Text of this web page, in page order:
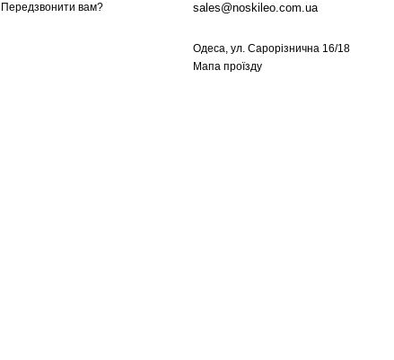
Передзвонити вам?
sales@noskileo.com.ua
Одеса, ул. Сарорізнична 16/18
Мапа проїзду